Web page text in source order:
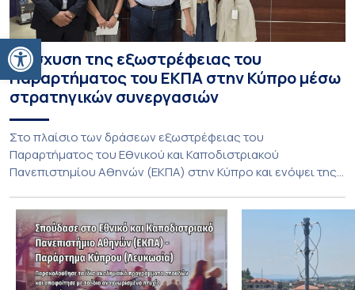
Ανοίξτε τη γραμμή εργαλείων
Ενίσχυση της εξωστρέφειας του
Παραρτήματος του ΕΚΠΑ στην Κύπρο μέσω
στρατηγικών συνεργασιών
Στο πλαίσιο των δράσεων εξωστρέφειας του
Παραρτήματος του Εθνικού και Καποδιστριακού
Πανεπιστημίου Αθηνών (ΕΚΠΑ) στην Κύπρο και ενόψει της
Τμήματος Οικονομικών Επιστημών και του Τμήματος
Διοίκησης Επιχειρήσεων και Οργανισμών τον Σεπτέμβριο
του 2026, ο Κοσμήτορας της Σχολής Οικονομικών και
Πολιτικών Επιστημών, Καθηγητής Νικόλαος Ηρειώτης, και ο
Πρόεδρος του Τμήματος […]